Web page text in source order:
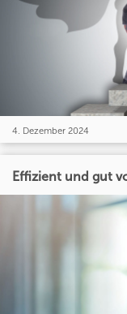
4. Dezember 2024
Effizient und gut